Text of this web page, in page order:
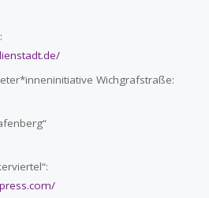
Wichgrafstraße: